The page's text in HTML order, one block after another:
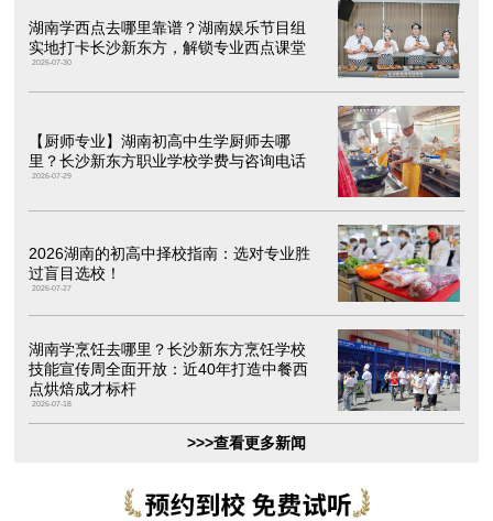
湖南学西点去哪里靠谱？湖南娱乐节目组
实地打卡长沙新东方，解锁专业西点课堂
2026-07-30
【厨师专业】湖南初高中生学厨师去哪
里？长沙新东方职业学校学费与咨询电话
2026-07-29
2026湖南的初高中择校指南：选对专业胜
过盲目选校！
2026-07-27
湖南学烹饪去哪里？长沙新东方烹饪学校
技能宣传周全面开放：近40年打造中餐西
点烘焙成才标杆
2026-07-18
>>>查看更多新闻